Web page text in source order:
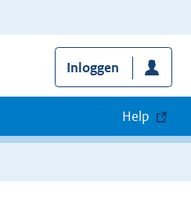
Inloggen
Help